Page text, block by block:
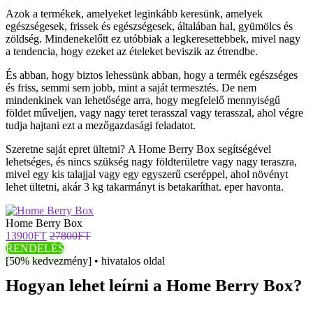
Azok a termékek, amelyeket leginkább keresünk, amelyek
egészségesek, frissek és egészségesek, általában hal, gyümölcs és
zöldség. Mindenekelőtt ez utóbbiak a legkeresettebbek, mivel nagy
a tendencia, hogy ezeket az ételeket beviszik az étrendbe.
És abban, hogy biztos lehessünk abban, hogy a termék egészséges
és friss, semmi sem jobb, mint a saját termesztés. De nem
mindenkinek van lehetősége arra, hogy megfelelő mennyiségű
földet műveljen, vagy nagy teret terasszal vagy terasszal, ahol végre
tudja hajtani ezt a mezőgazdasági feladatot.
Szeretne saját epret ültetni? A Home Berry Box segítségével
lehetséges, és nincs szükség nagy földterületre vagy nagy teraszra,
mivel egy kis talajjal vagy egy egyszerű cseréppel, ahol növényt
lehet ültetni, akár 3 kg takarmányt is betakaríthat. eper havonta.
Home Berry Box
13900FT 27800FT
RENDELÉS
[50% kedvezmény] • hivatalos oldal
Hogyan lehet leírni a Home Berry Box?